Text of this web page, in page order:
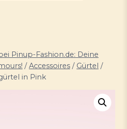
Pinup-Fashion.de: Deine
/ Accessoires / Gürtel /
in Pink